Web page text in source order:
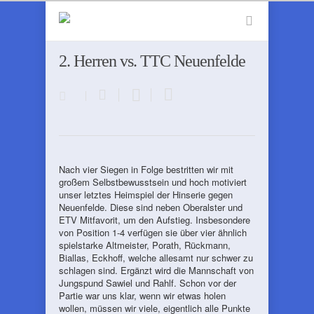
2. Herren vs. TTC Neuenfelde
Nach vier Siegen in Folge bestritten wir mit
großem Selbstbewusstsein und hoch motiviert
unser letztes Heimspiel der Hinserie gegen
Neuenfelde. Diese sind neben Oberalster und
ETV Mitfavorit, um den Aufstieg. Insbesondere
von Position 1-4 verfügen sie über vier ähnlich
spielstarke Altmeister, Porath, Rückmann,
Biallas, Eckhoff, welche allesamt nur schwer zu
schlagen sind. Ergänzt wird die Mannschaft von
Jungspund Sawiel und Rahlf. Schon vor der
Partie war uns klar, wenn wir etwas holen
wollen, müssen wir viele, eigentlich alle Punkte